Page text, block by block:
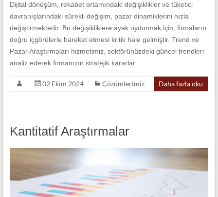
Dijital dönüşüm, rekabet ortamındaki değişiklikler ve tüketici
davranışlarındaki sürekli değişim, pazar dinamiklerini hızla
değiştirmektedir. Bu değişikliklere ayak uydurmak için, firmaların
doğru içgörülerle hareket etmesi kritik hale gelmiştir. Trend ve
Pazar Araştırmaları hizmetimiz, sektörünüzdeki güncel trendleri
analiz ederek firmanızın stratejik kararlar
02 Ekim 2024 Çözümlerimiz Daha fazla oku
Kantitatif Araştırmalar